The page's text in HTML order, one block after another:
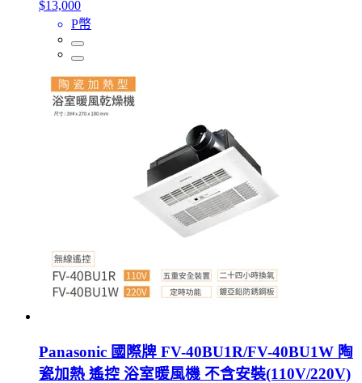
$13,000
P幣
Panasonic 國際牌 FV-40BU1R/FV-40BU1W 陶
瓷加熱 遙控 浴室暖風機 不含安裝(110V/220V)